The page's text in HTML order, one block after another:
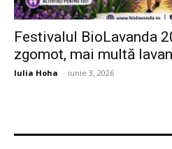
Festivalul BioLavanda
zgomot, mai multă
Iulia Hoha - iunie 3, 2026